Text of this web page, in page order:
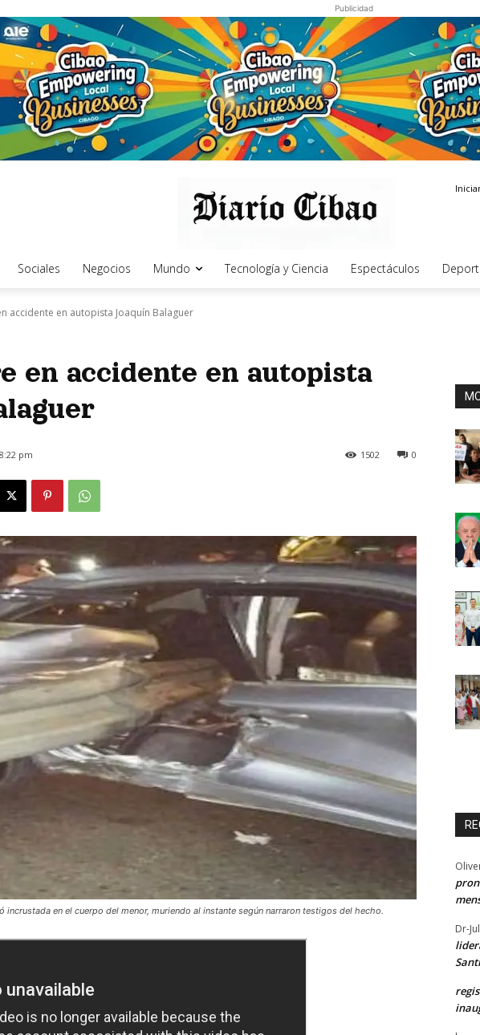
Publicidad
Sociales Negocios Mundo Tecnología y Ciencia Espectáculos
accidente en autopista Joaquín Balaguer
en accidente en autopista
pm 0
1502
incrustada en el cuerpo del menor, muriendo al instante según narraron testigos del hecho.
Dr-